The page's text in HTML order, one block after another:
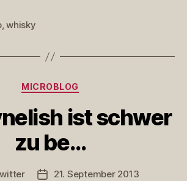
,whisky
Kategorien
MICROBLOG
ist schwer
zu be…
Veröffentlichungsdatum
21. September 2013